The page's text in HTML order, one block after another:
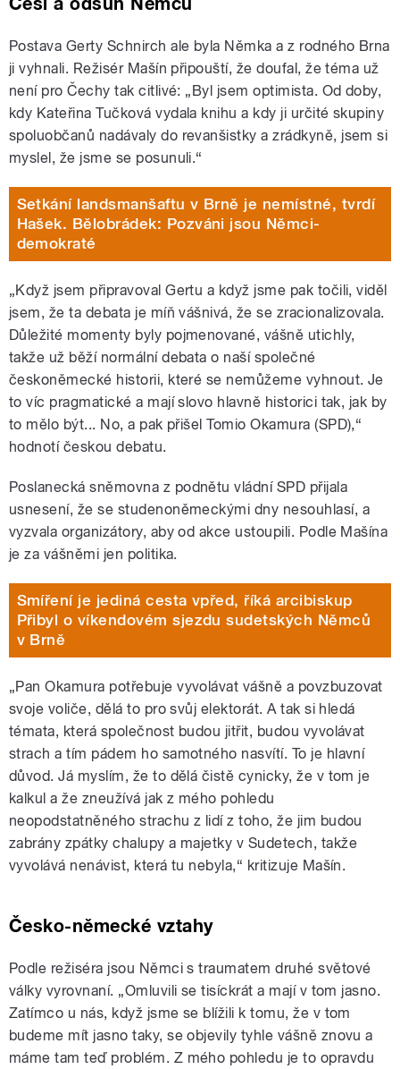
Postava Gerty Schnirch ale byla Němka a z rodného Brna
ji vyhnali. Režisér Mašín připouští, že doufal, že téma už
není pro Čechy tak citlivé: „Byl jsem optimista. Od doby,
kdy Kateřina Tučková vydala knihu a kdy ji určité skupiny
spoluobčanů nadávaly do revanšistky a zrádkyně, jsem si
myslel, že jsme se posunuli.“
Setkání landsmanšaftu v Brně je nemístné, tvrdí
Hašek. Bělobrádek: Pozváni jsou Němci-
demokraté
„Když jsem připravoval Gertu a když jsme pak točili, viděl
jsem, že ta debata je míň vášnivá, že se zracionalizovala.
Důležité momenty byly pojmenované, vášně utichly,
takže už běží normální debata o naší společné
českoněmecké historii, které se nemůžeme vyhnout. Je
to víc pragmatické a mají slovo hlavně historici tak, jak by
to mělo být... No, a pak přišel Tomio Okamura (SPD),“
hodnotí českou debatu.
Poslanecká sněmovna z podnětu vládní SPD přijala
usnesení, že se studenoněmeckými dny nesouhlasí, a
vyzvala organizátory, aby od akce ustoupili. Podle Mašína
je za vášněmi jen politika.
Smíření je jediná cesta vpřed, říká arcibiskup
Přibyl o víkendovém sjezdu sudetských Němců
v Brně
„Pan Okamura potřebuje vyvolávat vášně a povzbuzovat
svoje voliče, dělá to pro svůj elektorát. A tak si hledá
témata, která společnost budou jitřit, budou vyvolávat
strach a tím pádem ho samotného nasvítí. To je hlavní
důvod. Já myslím, že to dělá čistě cynicky, že v tom je
kalkul a že zneužívá jak z mého pohledu
neopodstatněného strachu z lidí z toho, že jim budou
zabrány zpátky chalupy a majetky v Sudetech, takže
vyvolává nenávist, která tu nebyla,“ kritizuje Mašín.
Česko-německé vztahy
Podle režiséra jsou Němci s traumatem druhé světové
války vyrovnaní. „Omluvili se tisíckrát a mají v tom jasno.
Zatímco u nás, když jsme se blížili k tomu, že v tom
budeme mít jasno taky, se objevily tyhle vášně znovu a
máme tam teď problém. Z mého pohledu je to opravdu